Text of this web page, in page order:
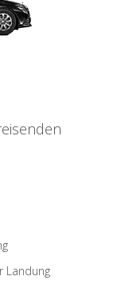
Landung